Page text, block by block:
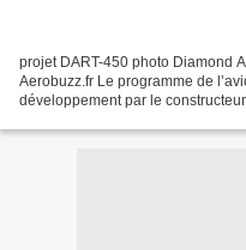
projet DART-450 photo Diamond
Aerobuzz.fr Le programme de
développement par le